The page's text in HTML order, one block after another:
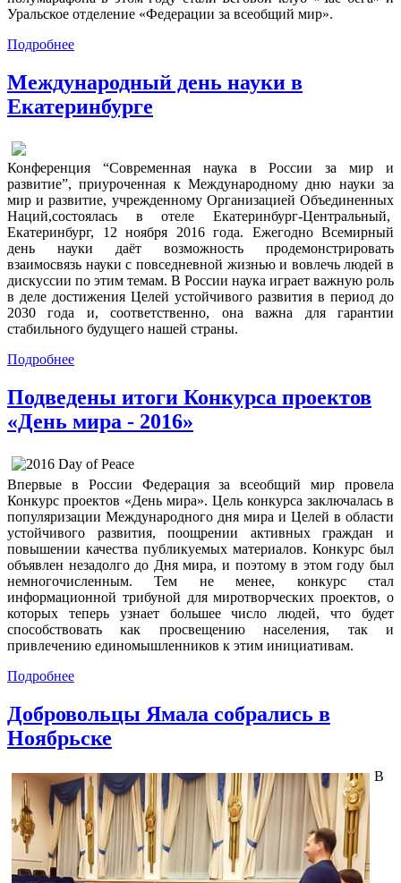
Уральское отделение «Федерации за всеобщий мир».
Подробнее
Международный день науки в
Екатеринбурге
Конференция “Современная наука в России за мир и
развитие”, приуроченная к Международному дню науки за
мир и развитие, учрежденному Организацией Объединенных
Наций,состоялась в отеле Екатеринбург-Центральный,
Екатеринбург, 12 ноября 2016 года. Ежегодно Всемирный
день науки даёт возможность продемонстрировать
взаимосвязь науки с повседневной жизнью и вовлечь людей в
дискуссии по этим темам. В России наука играет важную роль
в деле достижения Целей устойчивого развития в период до
2030 года и, соответственно, она важна для гарантии
стабильного будущего нашей страны.
Подробнее
Подведены итоги Конкурса проектов
«День мира - 2016»
Впервые в России Федерация за всеобщий мир провела
Конкурс проектов «День мира». Цель конкурса заключалась в
популяризации Международного дня мира и Целей в области
устойчивого развития, поощрении активных граждан и
повышении качества публикуемых материалов. Конкурс был
объявлен незадолго до Дня мира, и поэтому в этом году был
немногочисленным. Тем не менее, конкурс стал
информационной трибуной для миротворческих проектов, о
которых теперь узнает большее число людей, что будет
способствовать как просвещению населения, так и
привлечению единомышленников к этим инициативам.
Подробнее
Добровольцы Ямала собрались в
Ноябрьске
В